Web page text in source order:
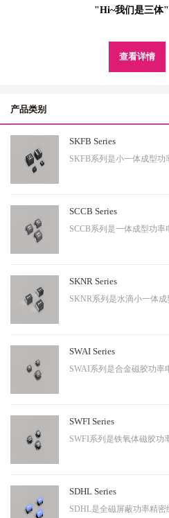
"Hi~我们是三体"
查看详情
产品类别
SKFB Series
SCCB Series
SKNR Series
SWAI Series
SWFI Series
SDHL Series